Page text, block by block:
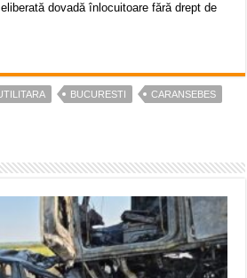
dovadă înlocuitoare fără drept de
BUCURESTI
CARANSEBES